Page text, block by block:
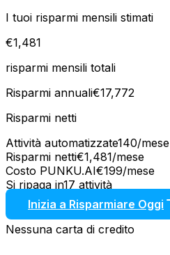
I tuoi risparmi mensili stimati
€1,481
risparmi mensili totali
Risparmi annuali€17,772
Risparmi netti
Attività automatizzate140/mese
Risparmi netti€1,481/mese
Costo PUNKU.AI€199/mese
Si ripaga in17 attività
Inizia a Risparmiare Oggi
Nessuna carta di credito